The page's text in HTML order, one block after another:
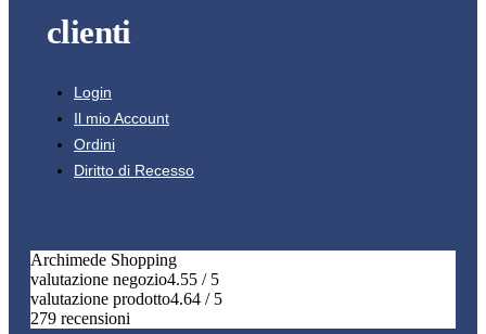
clienti
Login
Il mio Account
Ordini
Diritto di Recesso
Archimede Shopping
valutazione negozio4.55 / 5
valutazione prodotto4.64 / 5
279 recensioni